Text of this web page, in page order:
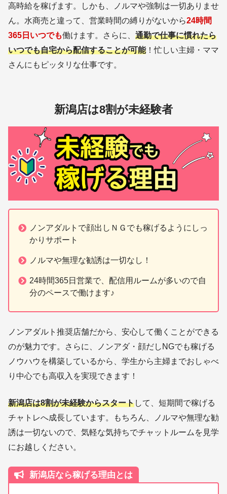
高時給を稼げます。しかも、ノルマや強制は一切ありませ
ん。水商売と違って、営業時間の縛りがないから24時間
365日いつでも働けます。さらに、 通勤で仕事に慣れたら
いつでも自宅から配信することが可能！忙しい主婦・ママ
さんにもピッタリな仕事です。
新潟店は8割が未経験者
ノンアダルトで顔出しＮＧでも稼げるようにしっ
かりサポート
ノルマや無理な勧誘は一切なし！
24時間365日営業で、配信用ルームが多いので自
分のペースで働けます♪
ノンアダルト推奨店舗だから、安心して働くことができる
のが魅力です。さらに、ノンアダ・顔だしNGでも稼げる
ノウハウを構築しているから、学生から主婦までおしゃべ
り中心でも高収入を実現できます！
新潟店は8割が未経験からスタートして、短期間で稼げる
チャトレへ成長しています。もちろん、ノルマや無理な勧
誘は一切ないので、気軽な気持ちでチャットルームを見学
にお越しください。
新潟店なら稼げる理由とは